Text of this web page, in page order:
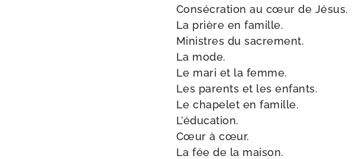
Consécration au cœur de Jésus.
La prière en famille.
Ministres du sacrement.
La mode.
Le mari et la femme.
Les parents et les enfants.
Le cha­pe­let en famille.
L’éducation.
Cœur à cœur.
La fée de la maison.